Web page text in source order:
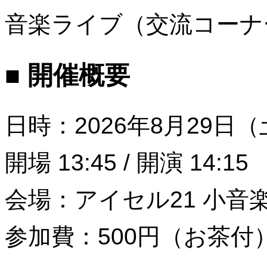
音楽ライブ（交流コー
■ 開催概要
日時：2026年8月29日（
開場 13:45 / 開演 14:15
会場：アイセル21 小音
参加費：500円（お茶付